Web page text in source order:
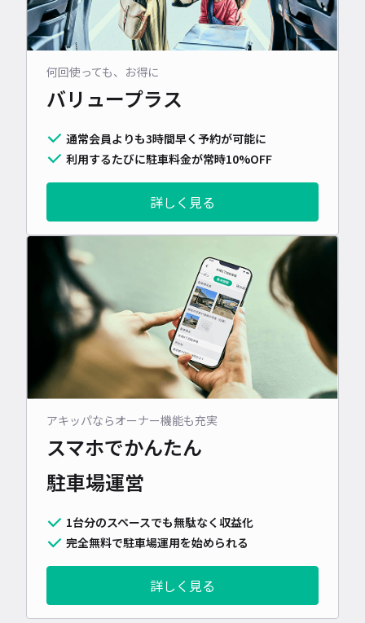
何回使っても、お得に
バリュープラス
通常会員よりも3時間早く予約が可能に
利用するたびに駐車料金が常時10%OFF
詳しく見る
アキッパならオーナー機能も充実
スマホでかんたん
駐車場運営
1台分のスペースでも無駄なく収益化
完全無料で駐車場運用を始められる
詳しく見る